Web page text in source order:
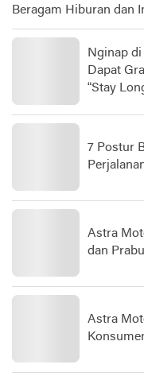
Beragam Hiburan dan
Nginap di
Dapat
“Stay
7 Postur
Astra
dan
Astra